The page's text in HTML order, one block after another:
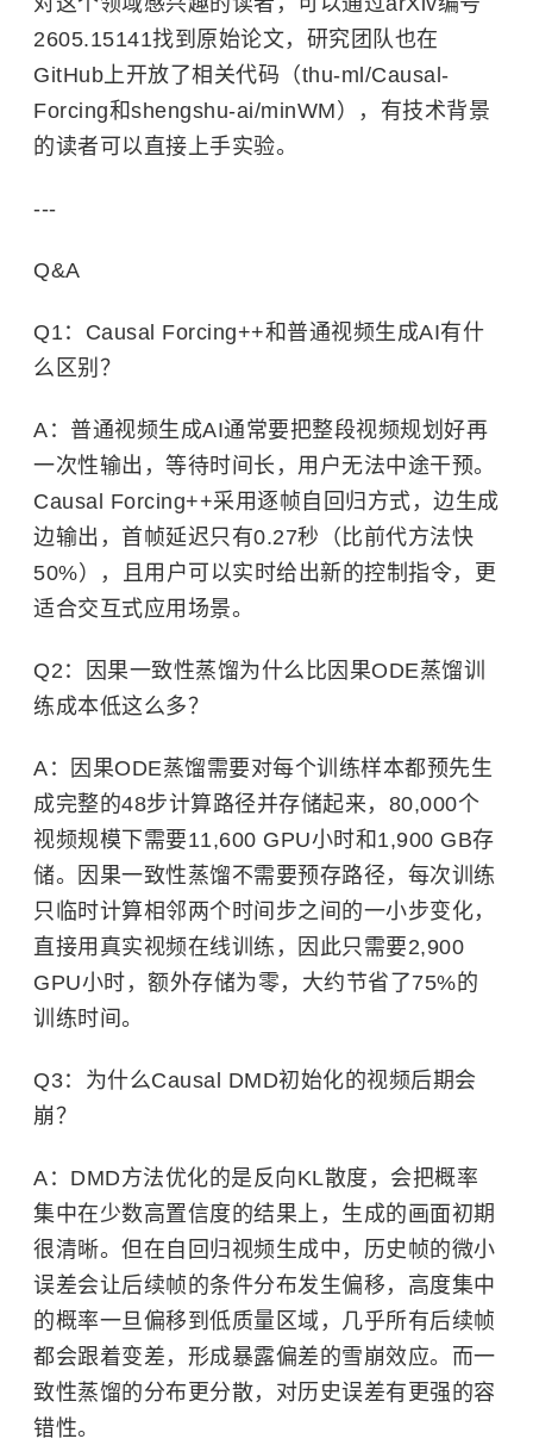
2605.15141找到原始论文，研究团队也在
GitHub上开放了相关代码（thu-ml/Causal-
Forcing和shengshu-ai/minWM），有技术背景
的读者可以直接上手实验。
---
Q&A
Q1：Causal Forcing++和普通视频生成AI有什
么区别？
A：普通视频生成AI通常要把整段视频规划好再
一次性输出，等待时间长，用户无法中途干预。
Causal Forcing++采用逐帧自回归方式，边生成
边输出，首帧延迟只有0.27秒（比前代方法快
50%），且用户可以实时给出新的控制指令，更
适合交互式应用场景。
Q2：因果一致性蒸馏为什么比因果ODE蒸馏训
练成本低这么多？
A：因果ODE蒸馏需要对每个训练样本都预先生
成完整的48步计算路径并存储起来，80,000个
视频规模下需要11,600 GPU小时和1,900 GB存
储。因果一致性蒸馏不需要预存路径，每次训练
只临时计算相邻两个时间步之间的一小步变化，
直接用真实视频在线训练，因此只需要2,900
GPU小时，额外存储为零，大约节省了75%的
训练时间。
Q3：为什么Causal DMD初始化的视频后期会
崩？
A：DMD方法优化的是反向KL散度，会把概率
集中在少数高置信度的结果上，生成的画面初期
很清晰。但在自回归视频生成中，历史帧的微小
误差会让后续帧的条件分布发生偏移，高度集中
的概率一旦偏移到低质量区域，几乎所有后续帧
都会跟着变差，形成暴露偏差的雪崩效应。而一
致性蒸馏的分布更分散，对历史误差有更强的容
错性。